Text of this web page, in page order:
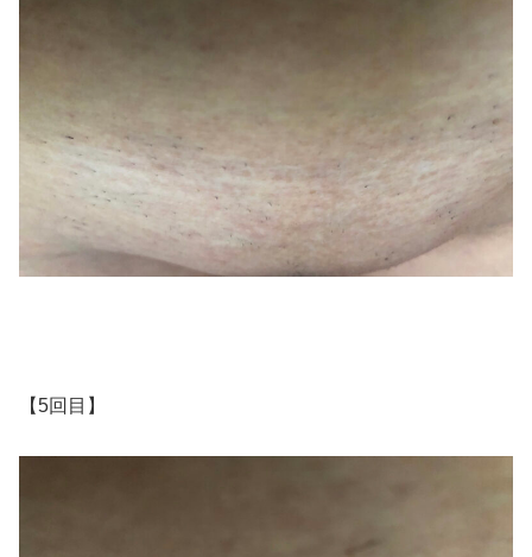
【5回目】